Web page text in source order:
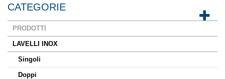
CATEGORIE
PRODOTTI
LAVELLI INOX
Singoli
Doppi